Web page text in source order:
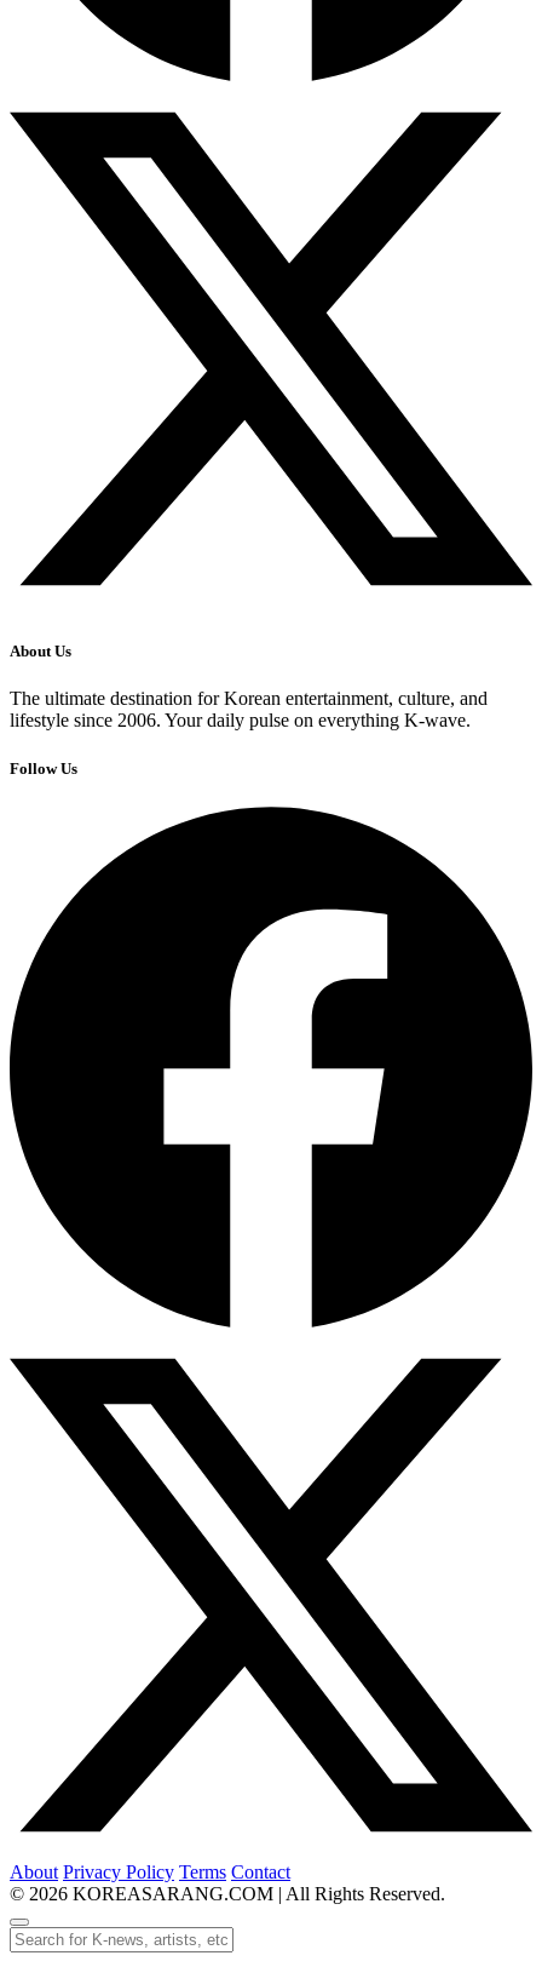
About Us
The ultimate destination for Korean entertainment, culture, and
lifestyle since 2006. Your daily pulse on everything K-wave.
Follow Us
About Privacy Policy Terms Contact
© 2026 KOREASARANG.COM | All Rights Reserved.